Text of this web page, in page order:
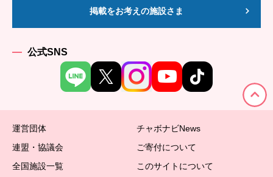
掲載をお考えの施設さま
公式SNS
運営団体
チャボナビNews
連盟・協議会
ご寄付について
全国施設一覧
このサイトについて